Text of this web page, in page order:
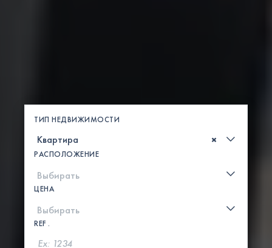
ТИП НЕДВИЖИМОСТИ
×
РАСПОЛОЖЕНИЕ
ЦЕНА
REF .